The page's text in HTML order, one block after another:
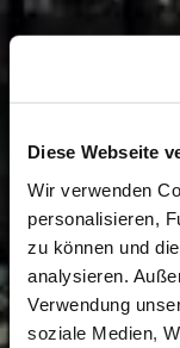
Diese Webseite
Wir verwenden
personalisieren,
zu können und
analysieren.
Verwendung
soziale Medien,